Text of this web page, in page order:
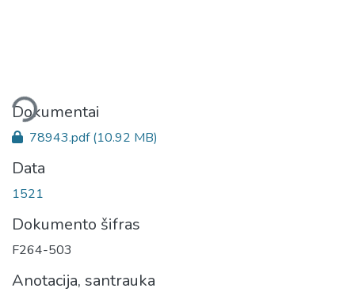
Dokumentai
78943.pdf(10.92 MB)
Data
1521
Dokumento šifras
F264-503
Anotacija, santrauka